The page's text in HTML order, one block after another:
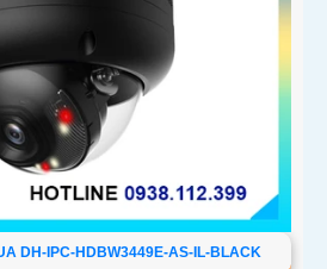
DH-IPC-HDBW3449E-AS-IL-BLACK